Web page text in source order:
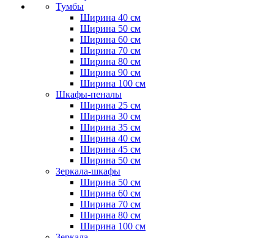
Тумбы
Ширина 40 см
Ширина 50 см
Ширина 60 см
Ширина 70 см
Ширина 80 см
Ширина 90 см
Ширина 100 см
Шкафы-пеналы
Ширина 25 см
Ширина 30 см
Ширина 35 см
Ширина 40 см
Ширина 45 см
Ширина 50 см
Зеркала-шкафы
Ширина 50 см
Ширина 60 см
Ширина 70 см
Ширина 80 см
Ширина 100 см